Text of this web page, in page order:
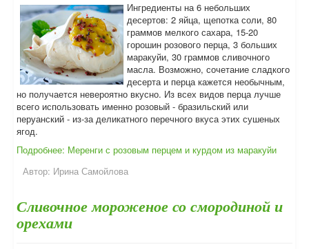
Ингредиенты на 6 небольших
десертов: 2 яйца, щепотка соли, 80
граммов мелкого сахара, 15-20
горошин розового перца, 3 больших
маракуйи, 30 граммов сливочного
масла. Возможно, сочетание сладкого
десерта и перца кажется необычным,
но получается невероятно вкусно. Из всех видов перца лучше
всего использовать именно розовый - бразильский или
перуанский - из-за деликатного перечного вкуса этих сушеных
ягод.
Подробнее: Меренги с розовым перцем и курдом из маракуйи
Автор: Ирина Самойлова
Сливочное мороженое со смородиной и
орехами